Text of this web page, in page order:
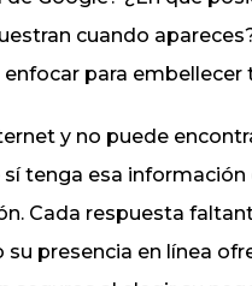
cuando
para embellecer
y no puede
tenga esa
Cada respuesta
presencia en línea